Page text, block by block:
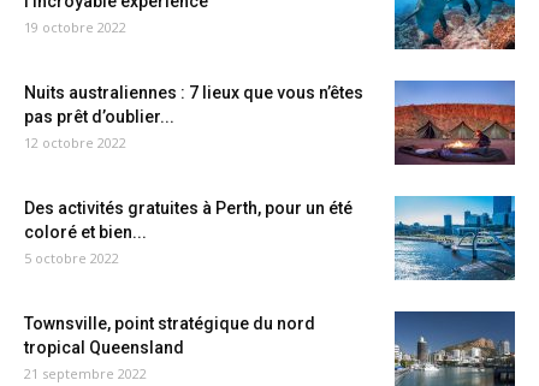
19 octobre 2022
Nuits australiennes : 7 lieux que vous n’êtes
pas prêt d’oublier...
12 octobre 2022
Des activités gratuites à Perth, pour un été
coloré et bien...
5 octobre 2022
Townsville, point stratégique du nord
tropical Queensland
21 septembre 2022